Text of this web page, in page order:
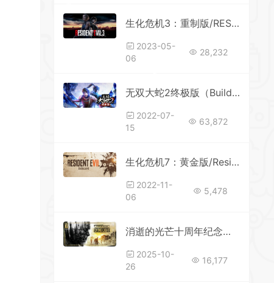
生化危机3：重制版/RESIDENT EVIL 3（更新V20230427-最终死斗+新增光线追踪+全DLC）
2023-05-
06
28,232
无双大蛇2终极版（Build.8819811+DLC）
2022-07-
15
63,872
生化危机7：黄金版/Resident Evil 7 Biohazard
2022-11-
06
5,478
消逝的光芒十周年纪念版 更新 v1.54.0 单机/网络联机
2025-10-
26
16,177
*